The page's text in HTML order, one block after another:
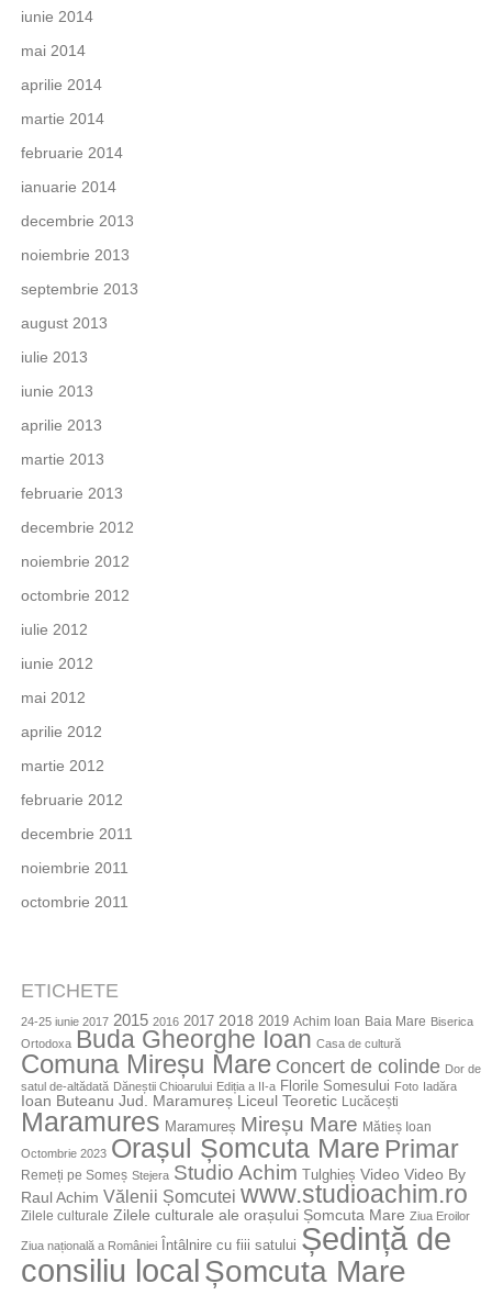
iunie 2014
mai 2014
aprilie 2014
martie 2014
februarie 2014
ianuarie 2014
decembrie 2013
noiembrie 2013
septembrie 2013
august 2013
iulie 2013
iunie 2013
aprilie 2013
martie 2013
februarie 2013
decembrie 2012
noiembrie 2012
octombrie 2012
iulie 2012
iunie 2012
mai 2012
aprilie 2012
martie 2012
februarie 2012
decembrie 2011
noiembrie 2011
octombrie 2011
ETICHETE
24-25 iunie 2017 2015 2016 2017 2018 2019 Achim Ioan Baia Mare Biserica
Ortodoxa Buda Gheorghe Ioan Casa de cultură
Comuna Mireșu Mare Concert de colinde Dor de
satul de-altădată Dăneștii Chioarului Ediția a II-a Florile Somesului Foto Iadăra
Ioan Buteanu Jud. Maramureș Liceul Teoretic Lucăcești
Maramures Maramureș Mireșu Mare Mătieș Ioan
Octombrie 2023 Orașul Șomcuta Mare Primar
Remeți pe Someș Stejera Studio Achim Tulghieș Video Video By
Raul Achim Vălenii Șomcutei www.studioachim.ro
Zilele culturale Zilele culturale ale orașului Șomcuta Mare Ziua Eroilor
Ziua națională a României Întâlnire cu fiii satului Ședință de
consiliu localȘomcuta Mare